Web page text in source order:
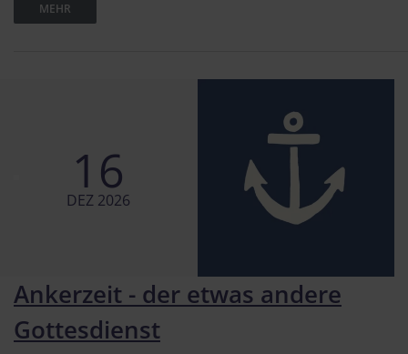
MEHR
16
DEZ 2026
Ankerzeit - der etwas andere
Gottesdienst